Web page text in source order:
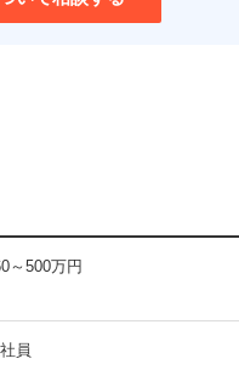
～500万円
員